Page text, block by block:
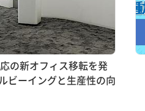
の新オフィス移転を発
ーイングと生産性の向